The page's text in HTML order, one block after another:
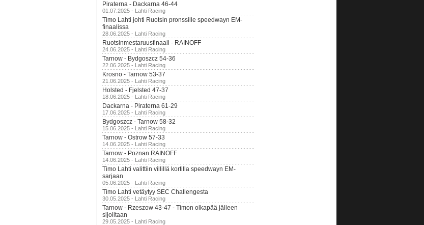
Piraterna - Dackarna 46-44
01.07.2025 - Lahti Racing
Timo Lahti johti Ruotsin pronssille speedwayn EM-
finaalissa
28.06.2025 - Lahti Racing
Ruotsinmestaruusfinaali - RAINOFF
24.06.2025 - Lahti Racing
Tarnow - Bydgoszcz 54-36
22.06.2025 - Lahti Racing
Krosno - Tarnow 53-37
21.06.2025 - Lahti Racing
Holsted - Fjelsted 47-37
18.06.2025 - Lahti Racing
Dackarna - Piraterna 61-29
17.06.2025 - Lahti Racing
Bydgoszcz - Tarnow 58-32
15.06.2025 - Lahti Racing
Tarnow - Ostrow 57-33
14.06.2025 - Lahti Racing
Tarnow - Poznan RAINOFF
14.06.2025 - Lahti Racing
Timo Lahti valittiin villillä kortilla speedwayn EM-
sarjaan
05.06.2025 - Lahti Racing
Timo Lahti vetäytyy SEC Challengesta
30.05.2025 - Lahti Racing
Tarnow - Rzeszow 43-47 - Timon olkapää jälleen
sijoiltaan
29.05.2025 - Lahti Racing